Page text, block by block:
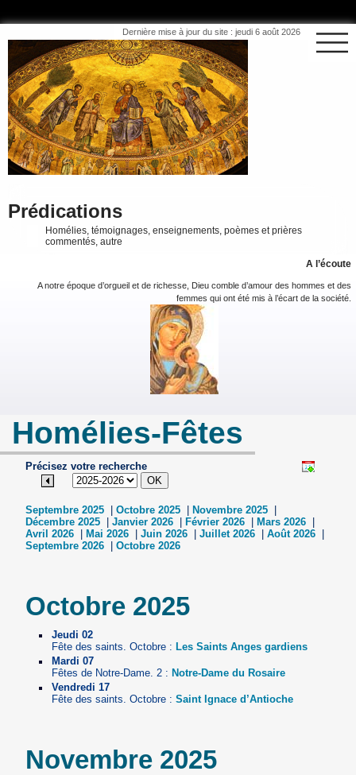
Dernière mise à jour du site : jeudi 6 août 2026
Prédications
Homélies, témoignages, enseignements, poèmes et prières
commentés, autre
A l’écoute
A notre époque d’orgueil et de richesse, Dieu comble d’amour des hommes et des
femmes qui ont été mis à l’écart de la société.
Homélies-Fêtes
Précisez votre recherche
Septembre 2025 |Octobre 2025 Novembre 2025
Décembre 2025 |Janvier 2026 Février 2026 Mars 2026
Avril 2026
Mai 2026 |Juin 2026 |Juillet 2026 |Août 2026
Septembre 2026 |Octobre 2026
Octobre 2025
Jeudi 02
Fête des saints. Octobre : Les Saints Anges gardiens
Mardi 07
Fêtes de Notre-Dame. 2 : Notre-Dame du Rosaire
Vendredi 17
Fête des saints. Octobre : Saint Ignace d’Antioche
Novembre 2025